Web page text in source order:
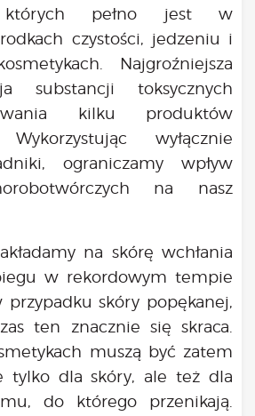
których pełno jest w
czystości, jedzeniu i
Najgroźniejsza
substancji toksycznych
kilku produktów
Wykorzystując wyłącznie
ograniczamy wpływ
na nasz
na skórę wchłania
w rekordowym tempie
przypadku skóry popękanej,
ten znacznie się skraca.
muszą być zatem
tylko dla skóry, ale też dla
do którego przenikają.
Porady
Lektury
Ciało
Duch
Psychika
Uśmiechnij się!
Media
Filmy
Kontakt